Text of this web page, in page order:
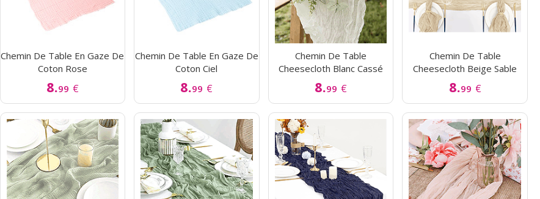
Chemin De Table En Gaze De
Coton Rose
8.99 €
Chemin De Table En Gaze De
Coton Ciel
8.99 €
Chemin De Table
Cheesecloth Blanc Cassé
8.99 €
Chemin De Table
Cheesecloth Beige Sable
8.99 €